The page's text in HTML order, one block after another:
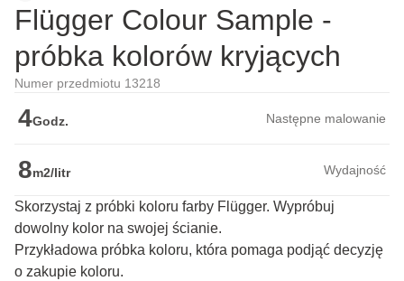
Flügger Colour Sample -
próbka kolorów kryjących
Numer przedmiotu 13218
4Godz. Następne malowanie
8m2/litr Wydajność
Skorzystaj z próbki koloru farby Flügger. Wypróbuj
dowolny kolor na swojej ścianie.
Przykładowa próbka koloru, która pomaga podjąć decyzję
o zakupie koloru.